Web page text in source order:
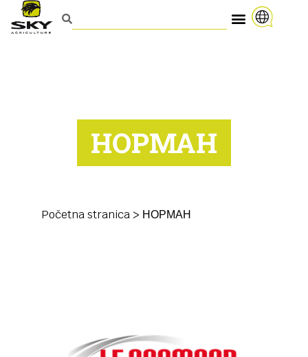
НОРМАН
Početna stranica > НОРМАН